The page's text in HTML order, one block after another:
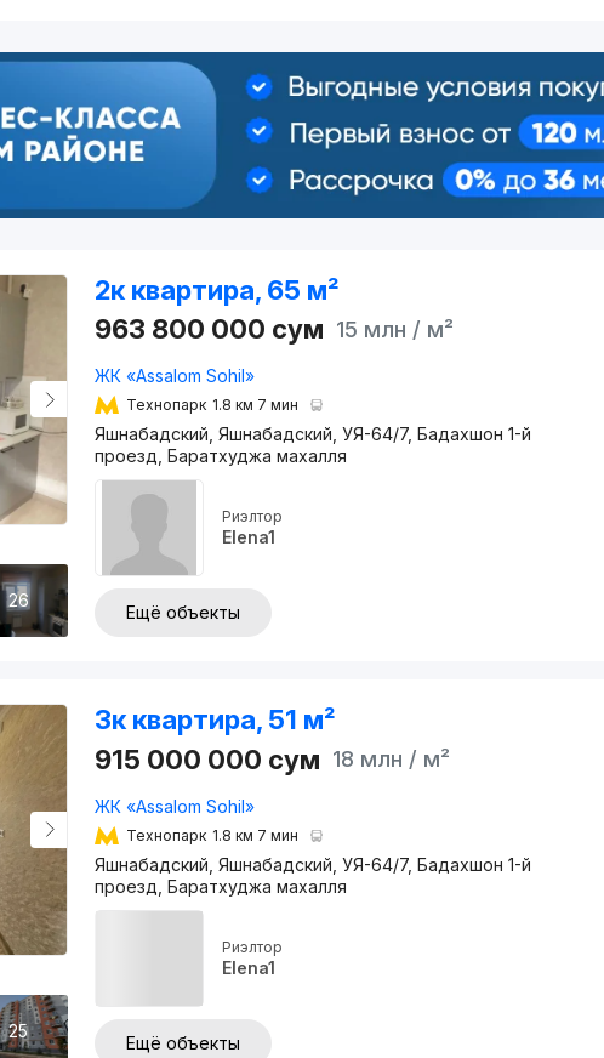
26
2к квартира, 65 м²
963 800 000 сум 15 млн / м²
ЖК «Assalom Sohil»
Технопарк 1.8 км 7 мин
Яшнабадский, Яшнабадский, УЯ-64/7, Бадахшон 1-й
проезд, Баратхуджа махалля
Риэлтор
Elena1
Ещё объекты
25
3к квартира, 51 м²
915 000 000 сум 18 млн / м²
ЖК «Assalom Sohil»
Технопарк 1.8 км 7 мин
Яшнабадский, Яшнабадский, УЯ-64/7, Бадахшон 1-й
проезд, Баратхуджа махалля
Риэлтор
Elena1
Ещё объекты